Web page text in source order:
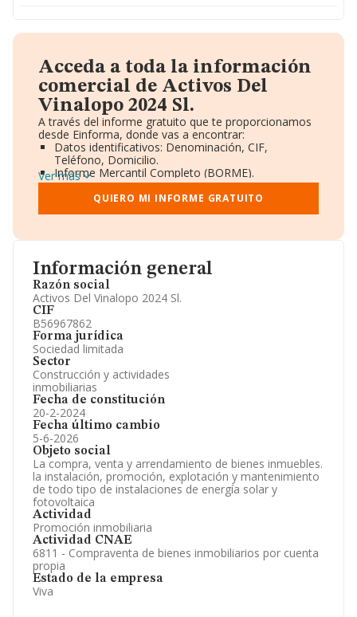
Información general
Razón social
Activos Del Vinalopo 2024 Sl.
CIF
B56967862
Forma jurídica
Sociedad limitada
Sector
Construcción y actividades
inmobiliarias
Fecha de constitución
20-2-2024
Fecha último cambio
5-6-2026
Objeto social
La compra, venta y arrendamiento de bienes inmuebles.
la instalación, promoción, explotación y mantenimiento
de todo tipo de instalaciones de energía solar y
fotovoltaica
Actividad
Promoción inmobiliaria
Actividad CNAE
6811 - Compraventa de bienes inmobiliarios por cuenta
propia
Estado de la empresa
Viva
Acceda a toda la información
comercial de Activos Del
Vinalopo 2024 Sl.
A través del informe gratuito que te proporcionamos
desde Einforma, donde vas a encontrar:
Datos identificativos: Denominación, CIF,
Teléfono, Domicilio.
Informe Mercantil Completo (BORME).
Gráficos de Evolución Ventas y Empleados.
Consejo de Administración y Administradores.
Directivos y Ejecutivos.
Información oficial y registral complementaria.
Ver más
QUIERO MI INFORME GRATUITO